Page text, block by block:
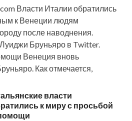
Власти Италии обратились
к Венеции людям
после наводнения.
Бруньяро в Twitter.
Венеция вновь
Как отмечается,
власти
к миру с просьбой